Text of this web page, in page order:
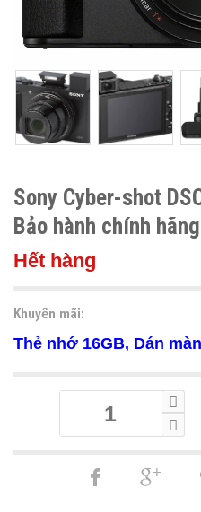
Sony Cyber-shot
Bảo hành chính
Hết hàng
Khuyến mãi:
Thẻ nhớ 16GB, Dán